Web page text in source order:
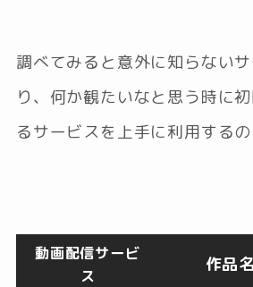
調べてみると意外に知らない
り、何か観たいなと思う時に
るサービスを上手に利用するの
動画配信サービ
ス
作品名